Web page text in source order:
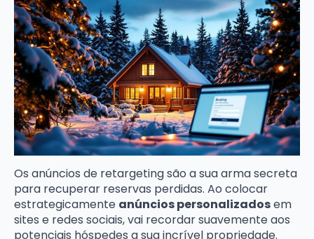
Os anúncios de retargeting são a sua arma secreta
para recuperar reservas perdidas. Ao colocar
estrategicamente anúncios personalizadosem
sites e redes sociais, vai recordar suavemente aos
potenciais hóspedes a sua incrível propriedade.